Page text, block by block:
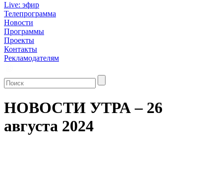
Live: эфир
Телепрограмма
Новости
Программы
Проекты
Контакты
Рекламодателям
НОВОСТИ УТРА – 26
августа 2024